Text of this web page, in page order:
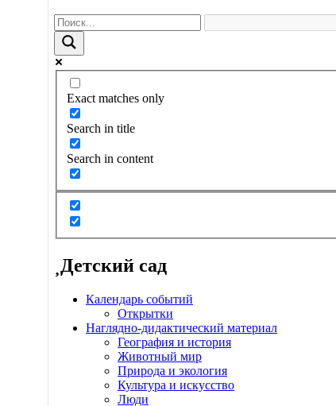
Exact matches only
Search in title
Search in content
Детский сад
Календарь событий
Открытки
Наглядно-дидактический материал
География и история
Животный мир
Природа и экология
Культура и искусство
Люди